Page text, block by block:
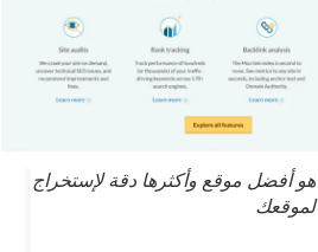
موقع موز moz هو أفضل موقع وأكثرها دقة لإستخراج
لموقعك